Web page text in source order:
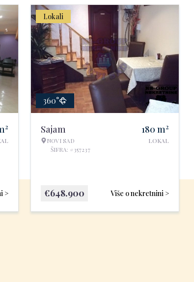
2
>
Lokali
360°
Sajam
NOVI SAD
ŠIFRA: #357237
180 m2
LOKAL
Više o nekretnini >
€648.900